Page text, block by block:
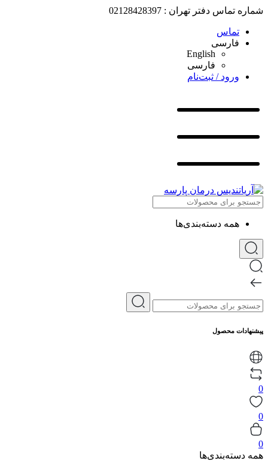
شماره تماس دفتر تهران : 02128428397
تماس
فارسی
English
فارسی
ورود / ثبت‌نام
همه دسته‌بندی‌ها
پیشنهادات محصول
0
0
0
همه دسته‌بندی‌ها